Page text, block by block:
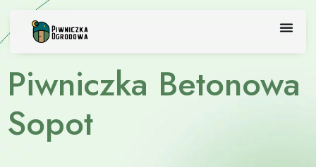
content
Piwniczka Betonowa
Sopot